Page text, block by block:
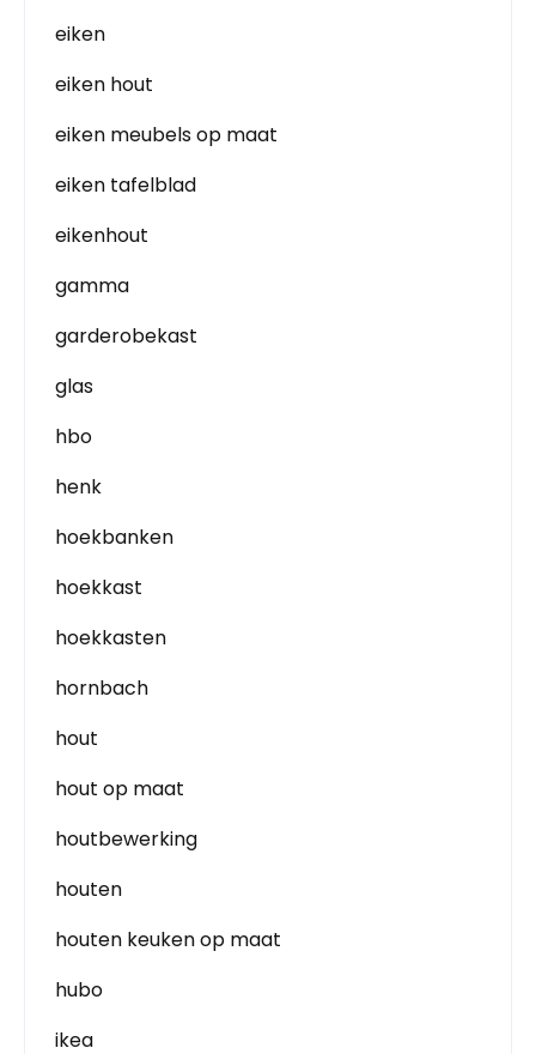
eiken
eiken hout
eiken meubels op maat
eiken tafelblad
eikenhout
gamma
garderobekast
glas
hbo
henk
hoekbanken
hoekkast
hoekkasten
hornbach
hout
hout op maat
houtbewerking
houten
houten keuken op maat
hubo
ikea